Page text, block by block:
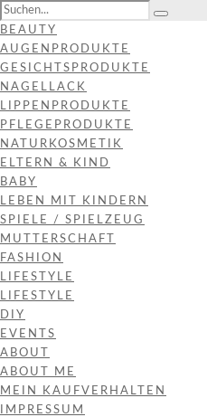
BEAUTY
AUGENPRODUKTE
GESICHTSPRODUKTE
NAGELLACK
LIPPENPRODUKTE
PFLEGEPRODUKTE
NATURKOSMETIK
ELTERN & KIND
BABY
LEBEN MIT KINDERN
SPIELE / SPIELZEUG
MUTTERSCHAFT
FASHION
LIFESTYLE
LIFESTYLE
DIY
EVENTS
ABOUT
ABOUT ME
MEIN KAUFVERHALTEN
IMPRESSUM